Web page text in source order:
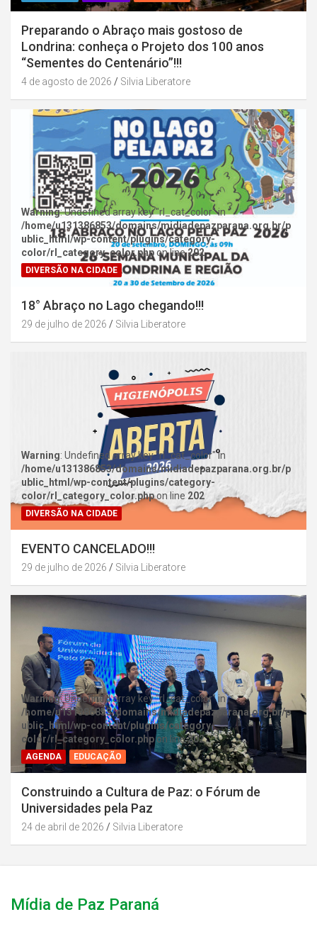
Preparando o Abraço mais gostoso de
Londrina: conheça o Projeto dos 100 anos
“Sementes do Centenário”!!!
4 de agosto de 2026 Silvia Liberatore
Warning: Undefined array key "rl_cat_color" in
/home/u131386853/domains/midiadepazparana.org.br/p
ublic_html/wp-content/plugins/category-
color/rl_category_color.phpon line202
DIVERSÃO NA CIDADE
18° Abraço no Lago chegando!!!
29 de julho de 2026 Silvia Liberatore
Warning: Undefined array key "rl_cat_color" in
/home/u131386853/domains/midiadepazparana.org.br/p
ublic_html/wp-content/plugins/category-
color/rl_category_color.phpon line 202
DIVERSÃO NA CIDADE
EVENTO CANCELADO!!!
29 de julho de 2026 Silvia Liberatore
Warning: Undefined array key "rl_cat_color" in
/home/u131386853/domains/midiadepazparana.org.br/p
ublic_html/wp-content/plugins/category-
color/rl_category_color.phpon line202
AGENDA EDUCAÇÃO
Construindo a Cultura de Paz: o Fórum de
Universidades pela Paz
24 de abril de 2026 Silvia Liberatore
Mídia de Paz Paraná